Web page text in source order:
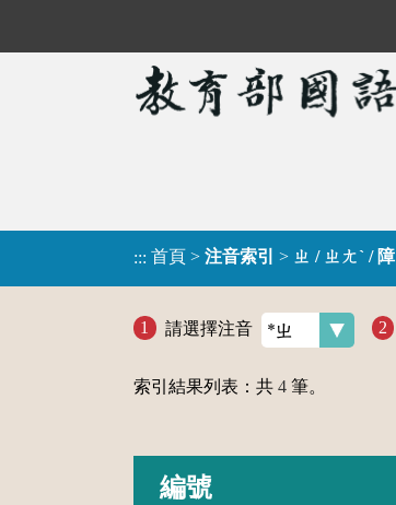
::: 首頁 > 注音索引 > ㄓ / ㄓㄤˋ / 障
請選擇注音
索引結果列表：共 4 筆。
編號